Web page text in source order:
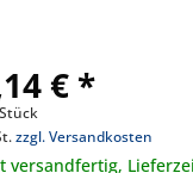
€ *
zzgl. Versandkosten
versandfertig,